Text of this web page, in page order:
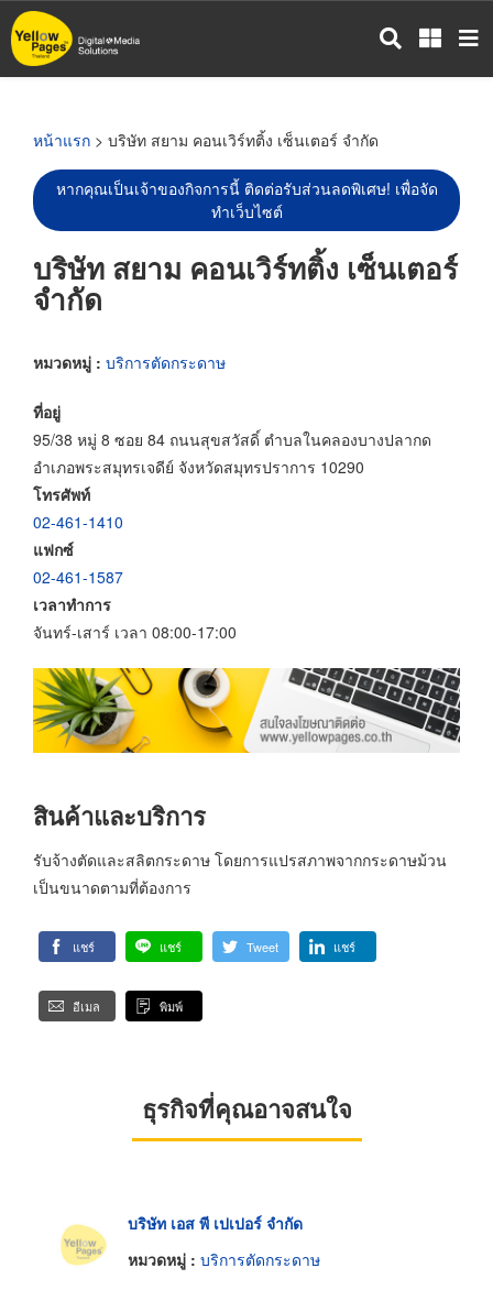
ข้าม
ไป
หน้าแรก > บริษัท สยาม คอนเวิร์ทติ้ง เซ็นเตอร์ จำกัด
หากคุณเป็นเจ้าของกิจการนี้ ติดต่อรับส่วนลดพิเศษ! เพื่อจัด
ทำเว็บไซต์
บริษัท สยาม คอนเวิร์ทติ้ง เซ็นเตอร์
จำกัด
หมวดหมู่ : บริการตัดกระดาษ
ที่อยู่
95/38 หมู่ 8 ซอย 84 ถนนสุขสวัสดิ์ ตำบลในคลองบางปลากด
อำเภอพระสมุทรเจดีย์ จังหวัดสมุทรปราการ 10290
โทรศัพท์
02-461-1410
แฟกซ์
02-461-1587
เวลาทำการ
จันทร์-เสาร์ เวลา 08:00-17:00
สินค้าและบริการ
รับจ้างตัดและสลิตกระดาษ โดยการแปรสภาพจากกระดาษม้วน
เป็นขนาดตามที่ต้องการ
แชร์ แชร์ Tweet แชร์
อีเมล พิมพ์
ธุรกิจที่คุณอาจสนใจ
บริษัท เอส พี เปเปอร์ จำกัด
หมวดหมู่ : บริการตัดกระดาษ